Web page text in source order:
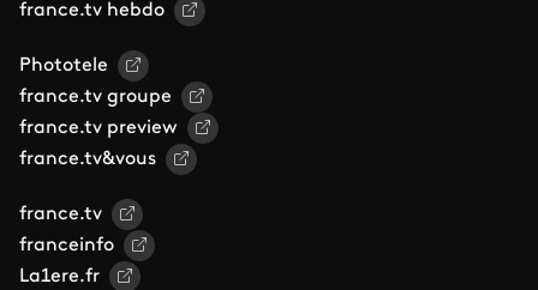
france.tv hebdo
Phototele
france.tv groupe
france.tv preview
france.tv&vous
france.tv
franceinfo
La1ere.fr